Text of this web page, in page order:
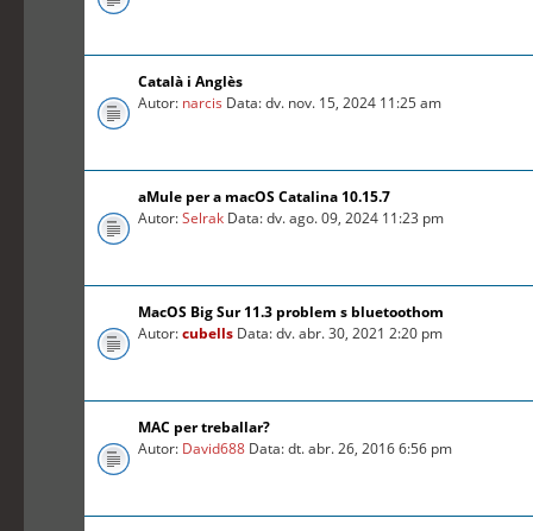
Català i Anglès
Autor: narcis Data: dv. nov. 15, 2024 11:25 am
aMule per a macOS Catalina 10.15.7
Autor:Selrak Data: dv. ago. 09, 2024 11:23 pm
MacOS Big Sur 11.3 problem s bluetoothom
Autor:cubells Data: dv. abr. 30, 2021 2:20 pm
MAC per treballar?
Autor: David688 Data: dt. abr. 26, 2016 6:56 pm